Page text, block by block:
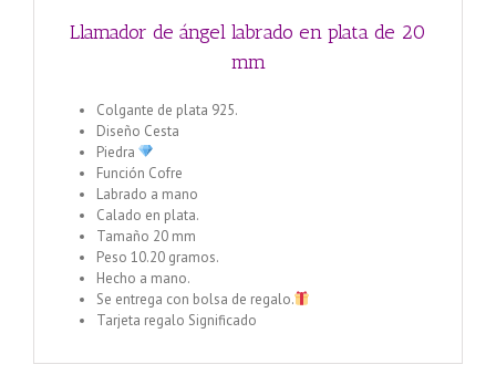
Llamador de ángel labrado en plata de 20
mm
Colgante de plata 925.
Diseño Cesta
Piedra
Función Cofre
Labrado a mano
Calado en plata.
Tamaño 20 mm
Peso 10.20 gramos.
Hecho a mano.
Se entrega con bolsa de regalo.
Tarjeta regalo Significado